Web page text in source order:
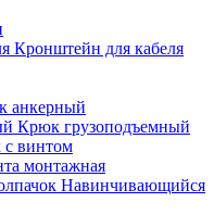
Кронштейн для кабеля
анкерный
Крюк грузоподъемный
винтом
монтажная
Навинчивающийся